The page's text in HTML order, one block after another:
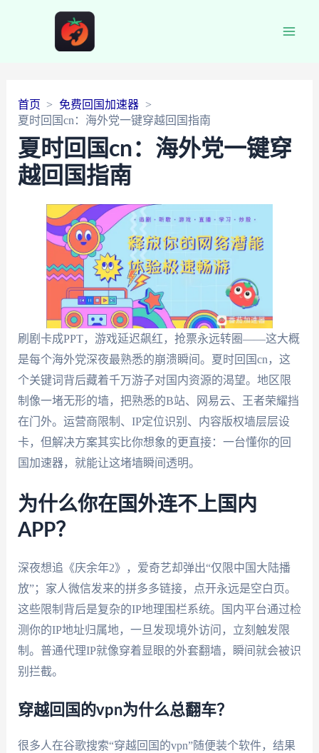
首页
免费回国加速器
夏时回国cn：海外党一键穿越回国指南
夏时回国cn：海外党一键穿
越回国指南
刷剧卡成PPT，游戏延迟飙红，抢票永远转圈——这大概
是每个海外党深夜最熟悉的崩溃瞬间。夏时回国cn，这
个关键词背后藏着千万游子对国内资源的渴望。地区限
制像一堵无形的墙，把熟悉的B站、网易云、王者荣耀挡
在门外。运营商限制、IP定位识别、内容版权墙层层设
卡，但解决方案其实比你想象的更直接：一台懂你的回
国加速器，就能让这堵墙瞬间透明。
为什么你在国外连不上国内
APP？
深夜想追《庆余年2》，爱奇艺却弹出“仅限中国大陆播
放”；家人微信发来的拼多多链接，点开永远是空白页。
这些限制背后是复杂的IP地理围栏系统。国内平台通过检
测你的IP地址归属地，一旦发现境外访问，立刻触发限
制。普通代理IP就像穿着显眼的外套翻墙，瞬间就会被识
别拦截。
穿越回国的vpn为什么总翻车？
很多人在谷歌搜索“穿越回国的vpn”随便装个软件，结果